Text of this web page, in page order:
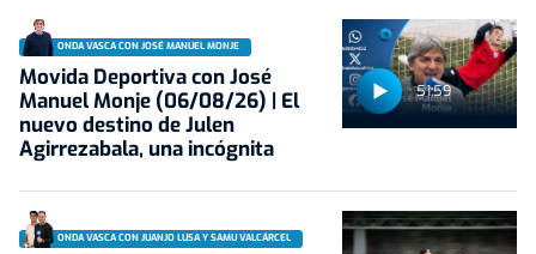
51:59
ONDA VASCA CON JOSÉ MANUEL MONJE
Movida Deportiva con José
Manuel Monje (06/08/26) | El
nuevo destino de Julen
Agirrezabala, una incógnita
ONDA VASCA CON JUANJO LUSA Y SAMU VALCÁRCEL